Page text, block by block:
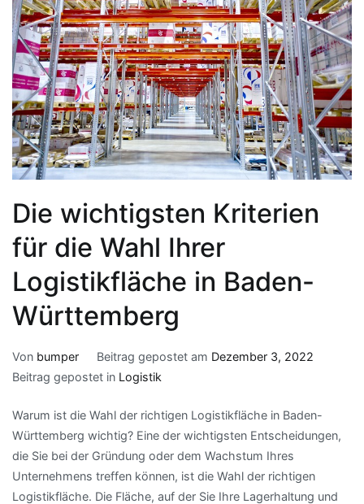
Die wichtigsten Kriterien
für die Wahl Ihrer
Logistikfläche in Baden-
Württemberg
Von bumper Beitrag gepostet am Dezember 3, 2022
Beitrag gepostet in Logistik
Warum ist die Wahl der richtigen Logistikfläche in Baden-
Württemberg wichtig? Eine der wichtigsten Entscheidungen,
die Sie bei der Gründung oder dem Wachstum Ihres
Unternehmens treffen können, ist die Wahl der richtigen
Logistikfläche. Die Fläche, auf der Sie Ihre Lagerhaltung und